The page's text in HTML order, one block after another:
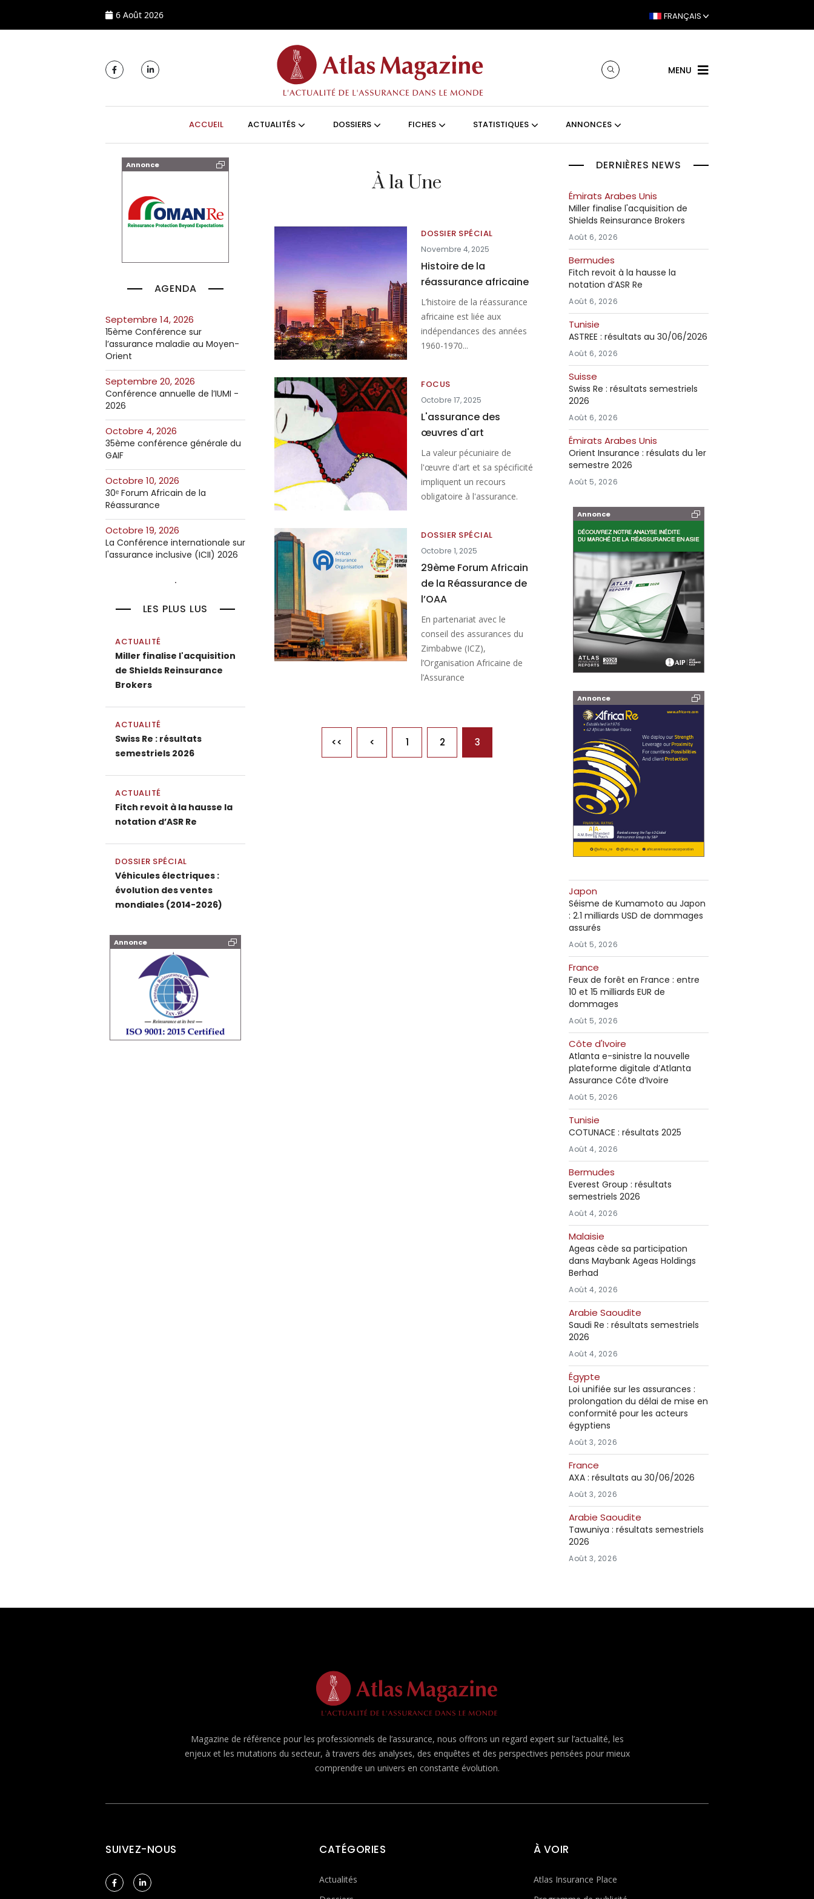
6 Août 2026 FRANÇAIS
MENU
ACCUEIL ACTUALITÉS DOSSIERS FICHES STATISTIQUES ANNONCES
Annonce
AGENDA
septembre 14, 2026
15ème Conférence sur
l’assurance maladie au Moyen-
Orient
septembre 20, 2026
Conférence annuelle de l’IUMI -
2026
octobre 4, 2026
35ème conférence générale du
GAIF
octobre 10, 2026
30ᵉ Forum Africain de la
Réassurance
octobre 19, 2026
La Conférence internationale sur
l'assurance inclusive (ICII) 2026
LES PLUS LUS
ACTUALITÉ
Miller finalise l'acquisition
de Shields Reinsurance
Brokers
ACTUALITÉ
Swiss Re : résultats
semestriels 2026
ACTUALITÉ
Fitch revoit à la hausse la
notation d’ASR Re
DOSSIER SPÉCIAL
Véhicules électriques :
évolution des ventes
mondiales (2014-2026)
Annonce
À la Une
DOSSIER SPÉCIAL
Novembre 4, 2025
Histoire de la
réassurance africaine
L’histoire de la réassurance
africaine est liée aux
indépendances des années
1960-1970...
FOCUS
Octobre 17, 2025
L'assurance des
œuvres d'art
La valeur pécuniaire de
l'œuvre d'art et sa spécificité
impliquent un recours
obligatoire à l'assurance.
DOSSIER SPÉCIAL
Octobre 1, 2025
29ème Forum Africain
de la Réassurance de
l’OAA
En partenariat avec le
conseil des assurances du
Zimbabwe (ICZ),
l’Organisation Africaine de
l’Assurance
Pagination
<< <Première page
Page précédente
1 2 3
DERNIÈRES NEWS
Émirats Arabes Unis
Miller finalise l'acquisition de
Shields Reinsurance Brokers
Août 6, 2026
Bermudes
Fitch revoit à la hausse la
notation d’ASR Re
Août 6, 2026
Tunisie
ASTREE : résultats au 30/06/2026
Août 6, 2026
Suisse
Swiss Re : résultats semestriels
2026
Août 6, 2026
Émirats Arabes Unis
Orient Insurance : résulats du 1er
semestre 2026
Août 5, 2026
Annonce
Annonce
Japon
Séisme de Kumamoto au Japon
: 2.1 milliards USD de dommages
assurés
Août 5, 2026
France
Feux de forêt en France : entre
10 et 15 milliards EUR de
dommages
Août 5, 2026
Côte d'Ivoire
Atlanta e-sinistre la nouvelle
plateforme digitale d’Atlanta
Assurance Côte d’Ivoire
Août 5, 2026
Tunisie
COTUNACE : résultats 2025
Août 4, 2026
Bermudes
Everest Group : résultats
semestriels 2026
Août 4, 2026
Malaisie
Ageas cède sa participation
dans Maybank Ageas Holdings
Berhad
Août 4, 2026
Arabie Saoudite
Saudi Re : résultats semestriels
2026
Août 4, 2026
Égypte
Loi unifiée sur les assurances :
prolongation du délai de mise en
conformité pour les acteurs
égyptiens
Août 3, 2026
France
AXA : résultats au 30/06/2026
Août 3, 2026
Arabie Saoudite
Tawuniya : résultats semestriels
2026
Août 3, 2026
Magazine de référence pour les professionnels de l’assurance, nous offrons un regard expert sur l’actualité, les
enjeux et les mutations du secteur, à travers des analyses, des enquêtes et des perspectives pensées pour mieux
comprendre un univers en constante évolution.
SUIVEZ-NOUS CATÉGORIES
Actualités
À VOIR
Atlas Insurance Place